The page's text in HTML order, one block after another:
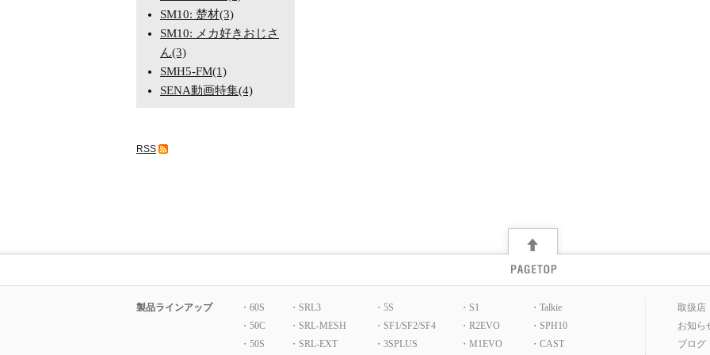
SM10: 楚材(3)
SM10: メカ好きおじさ
ん(3)
SMH5-FM(1)
SENA動画特集(4)
RSS
製品ラインアップ
・60S
・50C
・50S
・SRL3
・SRL-MESH
・SRL-EXT
・5S
・SF1/SF2/SF4
・3SPLUS
・S1
・R2EVO
・M1EVO
・Talkie
・SPH10
・CAST
取扱店
お知ら
ブログ